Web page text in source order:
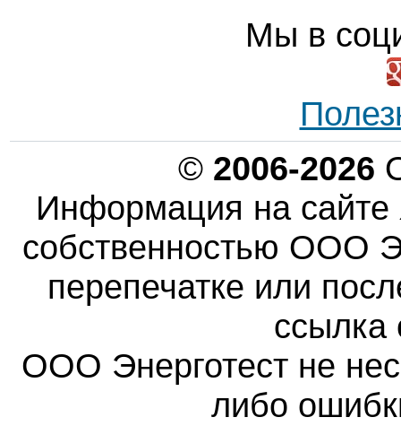
Мы в
© 2006-2026
Информация на сайте
собственностью ООО
перепечатке или
ссылка
ООО Энерготест не
либо